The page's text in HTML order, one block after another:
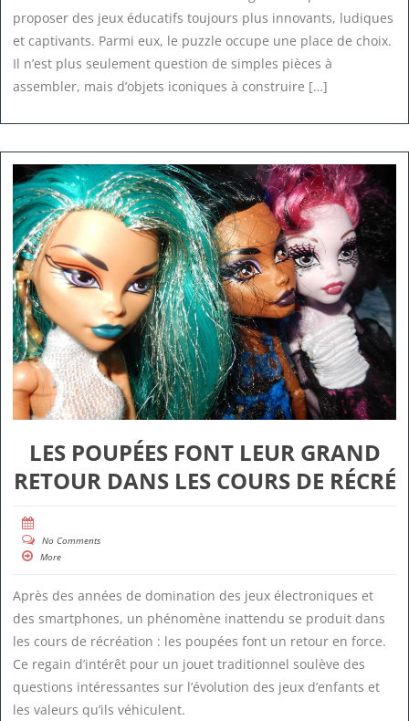
proposer des jeux éducatifs toujours plus innovants, ludiques
et captivants. Parmi eux, le puzzle occupe une place de choix.
Il n’est plus seulement question de simples pièces à
assembler, mais d’objets iconiques à construire […]
LES POUPÉES FONT LEUR GRAND
RETOUR DANS LES COURS DE RÉCRÉ
No Comments
More
Après des années de domination des jeux électroniques et
des smartphones, un phénomène inattendu se produit dans
les cours de récréation : les poupées font un retour en force.
Ce regain d’intérêt pour un jouet traditionnel soulève des
questions intéressantes sur l’évolution des jeux d’enfants et
les valeurs qu’ils véhiculent.